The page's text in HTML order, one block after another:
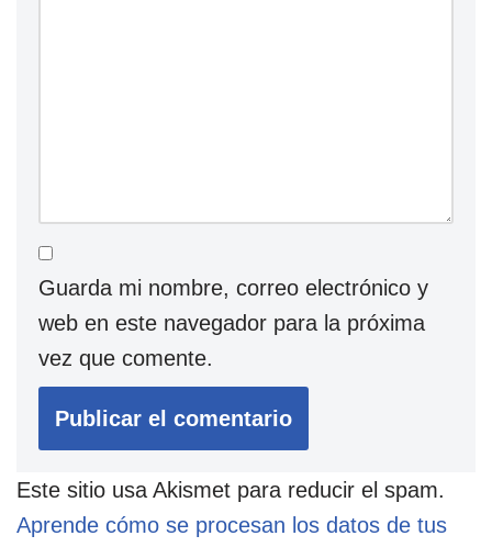
Guarda mi nombre, correo electrónico y
web en este navegador para la próxima
vez que comente.
Este sitio usa Akismet para reducir el spam.
Aprende cómo se procesan los datos de tus